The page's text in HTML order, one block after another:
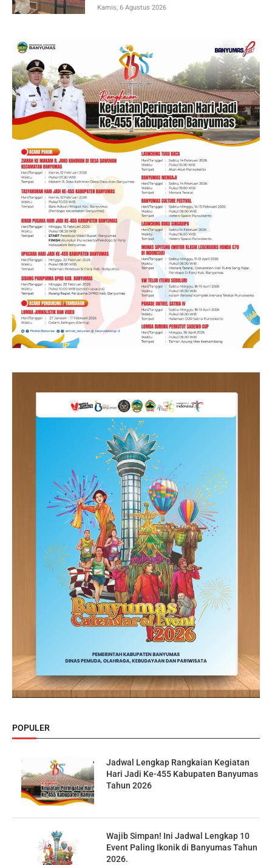
Kamis, 6 Agustus 2026
POPULER
Jadwal Lengkap Rangkaian Kegiatan
Hari Jadi Ke-455 Kabupaten Banyumas
Tahun 2026
Wajib Simpan! Ini Jadwal Lengkap 10
Event Paling Ikonik di Banyumas Tahun
2026.